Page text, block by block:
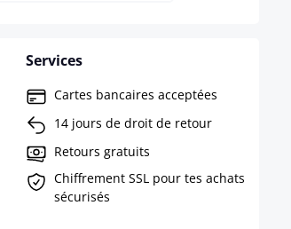
Services
Cartes bancaires acceptées
14 jours de droit de retour
Retours gratuits
Chiffrement SSL pour tes achats
sécurisés